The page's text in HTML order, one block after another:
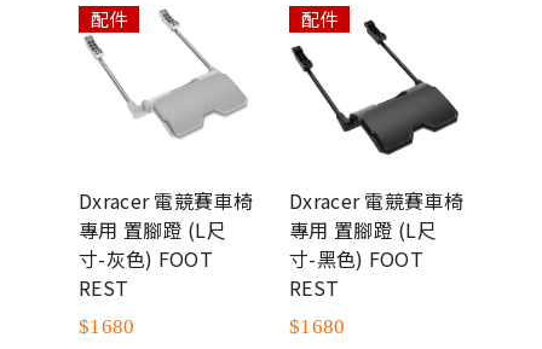
配件
Dxracer 電競賽車椅
專用 置腳蹬 (L尺
寸-黑色) FOOT
REST
$1680
配件
Dxracer 電競賽車椅
專用 置腳蹬 (XL加
大尺寸-黑色) FOOT
REST
$1680